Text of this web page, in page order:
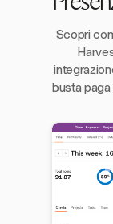
Scopri
busta